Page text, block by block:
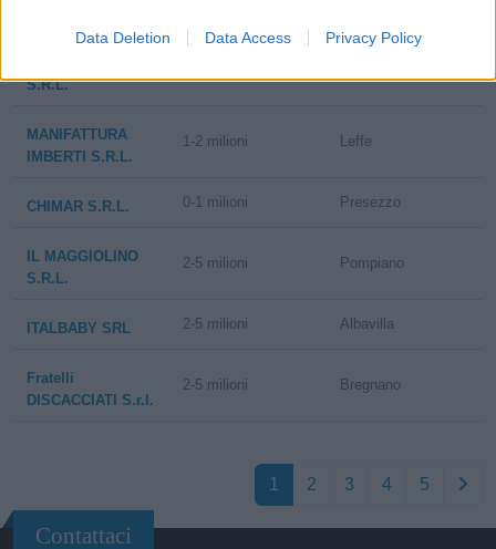
Data Deletion Data Access Privacy Policy
S.R.L.
MANIFATTURA
IMBERTI S.R.L.
1-2 milioni Leffe
CHIMAR S.R.L. 0-1 milioni Presezzo
IL MAGGIOLINO
S.R.L.
2-5 milioni Pompiano
ITALBABY SRL 2-5 milioni Albavilla
Fratelli
DISCACCIATI S.r.l.
2-5 milioni Bregnano
1 2 3 4 5
Contattaci